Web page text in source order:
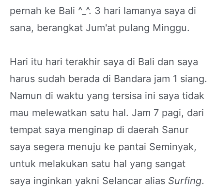
pernah ke Bali ^_^. 3 hari lamanya saya di
sana, berangkat Jum'at pulang Minggu.
Hari itu hari terakhir saya di Bali dan saya
harus sudah berada di Bandara jam 1 siang.
Namun di waktu yang tersisa ini saya tidak
mau melewatkan satu hal. Jam 7 pagi, dari
tempat saya menginap di daerah Sanur
saya segera menuju ke pantai Seminyak,
untuk melakukan satu hal yang sangat
saya inginkan yakni Selancar alias Surfing.